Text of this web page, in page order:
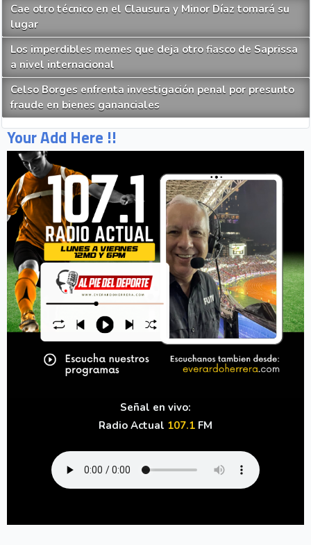
Cae otro técnico en el Clausura y Minor Díaz tomará su
lugar
Los imperdibles memes que deja otro fiasco de Saprissa
a nivel internacional
Celso Borges enfrenta investigación penal por presunto
fraude en bienes gananciales
Your Add Here !!
Señal en vivo:
Radio Actual 107.1 FM